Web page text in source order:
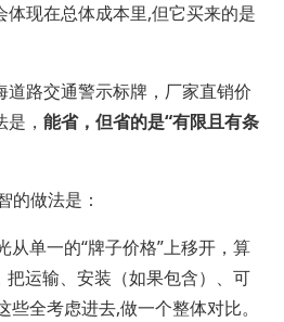
体现在总体成本里,但它买来的是
道路交通警示标牌，厂家直销价
， 能省，但省的是“有限且有条
的做法是：
从单一的“牌子价格”上移开，算
把运输、安装（如果包含）、可
全考虑进去,做一个整体对比。